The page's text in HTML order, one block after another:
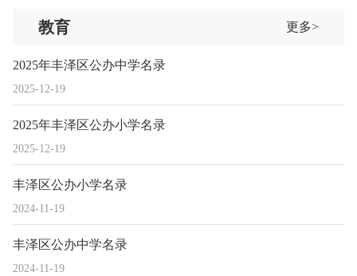
教育 更多>
2025-12-19
2025年丰泽区公办中学名录
2025-12-19
2025年丰泽区公办小学名录
2024-11-19
丰泽区公办小学名录
2024-11-19
丰泽区公办中学名录